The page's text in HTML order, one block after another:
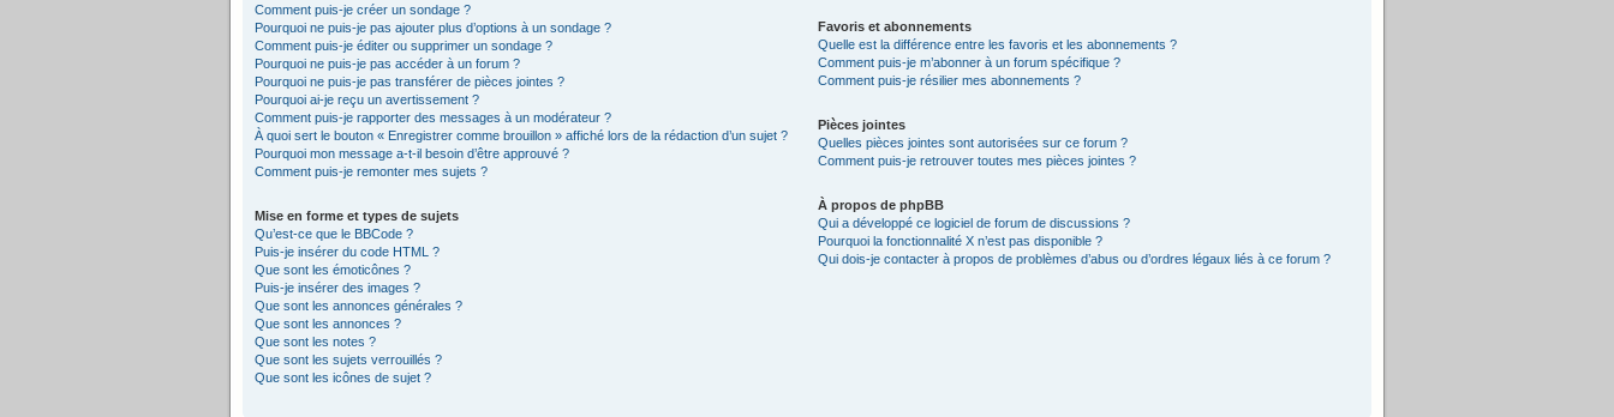
Comment puis-je créer un sondage ?
Pourquoi ne puis-je pas ajouter plus d’options à un sondage ?
Comment puis-je éditer ou supprimer un sondage ?
Pourquoi ne puis-je pas accéder à un forum ?
Pourquoi ne puis-je pas transférer de pièces jointes ?
Pourquoi ai-je reçu un avertissement ?
Comment puis-je rapporter des messages à un modérateur ?
À quoi sert le bouton « Enregistrer comme brouillon » affiché lors de la rédaction d’un sujet ?
Pourquoi mon message a-t-il besoin d’être approuvé ?
Comment puis-je remonter mes sujets ?
Mise en forme et types de sujets
Qu’est-ce que le BBCode ?
Puis-je insérer du code HTML ?
Que sont les émoticônes ?
Puis-je insérer des images ?
Que sont les annonces générales ?
Que sont les annonces ?
Que sont les notes ?
Que sont les sujets verrouillés ?
Que sont les icônes de sujet ?
Favoris et abonnements
Quelle est la différence entre les favoris et les abonnements ?
Comment puis-je m’abonner à un forum spécifique ?
Comment puis-je résilier mes abonnements ?
Pièces jointes
Quelles pièces jointes sont autorisées sur ce forum ?
Comment puis-je retrouver toutes mes pièces jointes ?
À propos de phpBB
Qui a développé ce logiciel de forum de discussions ?
Pourquoi la fonctionnalité X n’est pas disponible ?
Qui dois-je contacter à propos de problèmes d’abus ou d’ordres légaux liés à ce forum ?